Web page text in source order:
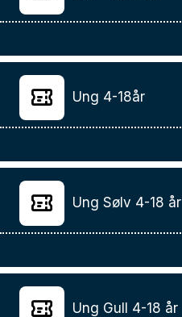
Ung 4-18år
Ung Sølv 4-18 år
Ung Gull 4-18 år